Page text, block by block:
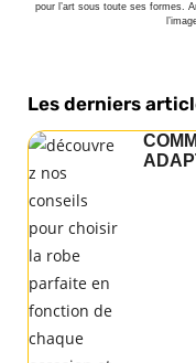
pour l’art sous toute ses formes.
Les derniers